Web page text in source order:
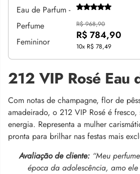
R$ 968,90
R$ 784,90
10x R$ 78,49
212 VIP Rosé Eau
Com notas de champagne, flor de
amadeirado, o 212 VIP Rosé é
energia. Representa a mulher
pronta para brilhar nas festas mais
Avaliação de cliente: “Meu
época da adolescência, amo ele